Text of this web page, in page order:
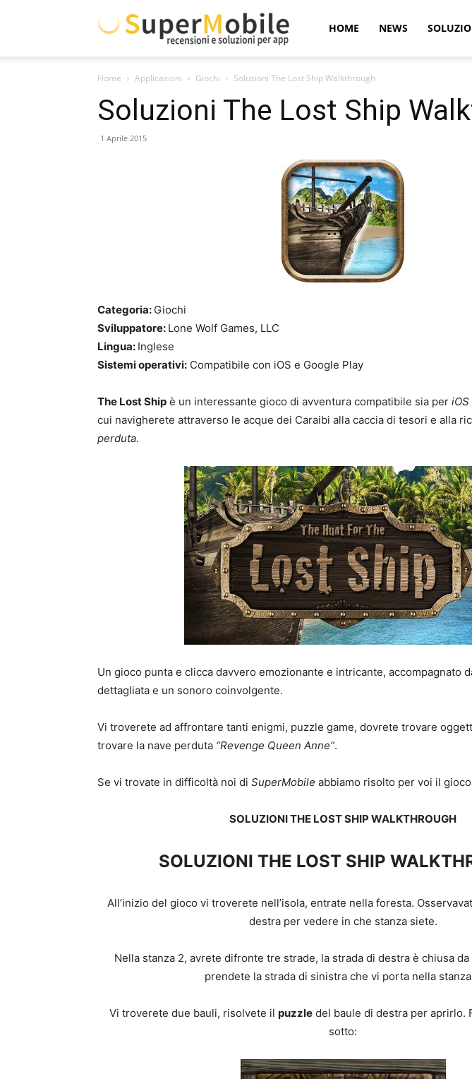
Super
Mobile
HOME NEWS
Home Applicazioni Giochi Soluzioni The Lost Ship Walkthrough
Soluzioni The Lost Ship
1 Aprile 2015
Categoria: Giochi
Sviluppatore: Lone Wolf Games, LLC
Lingua: Inglese
Sistemi operativi: Compatibile con iOS e Google Play
The Lost Ship è un interessante gioco di avventura compatibile sia per iOS
cui navigherete attraverso le acque dei Caraibi alla caccia di tesori e alla
perduta.
Un gioco punta e clicca davvero emozionante e intricante, accompagnato
dettagliata e un sonoro coinvolgente.
Vi troverete ad affrontare tanti enigmi, puzzle game, dovrete trovare
trovare la nave perduta “Revenge Queen Anne”.
Se vi trovate in difficoltà noi di SuperMobile abbiamo risolto per voi il
SOLUZIONI THE LOST SHIP WALKTHROUGH
SOLUZIONI THE LOST SHIP
All’inizio del gioco vi troverete nell’isola, entrate nella foresta.
destra per vedere in che stanza siete.
Nella stanza 2, avrete difronte tre strade, la strada di destra è chiusa
prendete la strada di sinistra che vi porta nella stanza
Vi troverete due bauli, risolvete il puzzledel baule di destra per aprirlo.
sotto: